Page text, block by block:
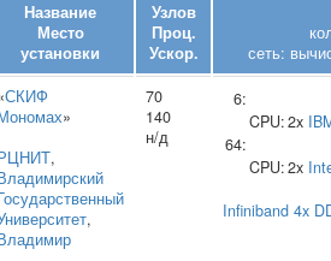
Название
Место
установки
Узлов
Проц.
Ускор.
сеть:
СКИФ
»
,
,
70
140
н/д
6:
CPU:2x
64:
CPU:2x
Infiniband 4x